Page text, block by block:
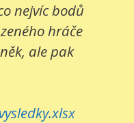
nejvíc bodů
hráče
ale pak